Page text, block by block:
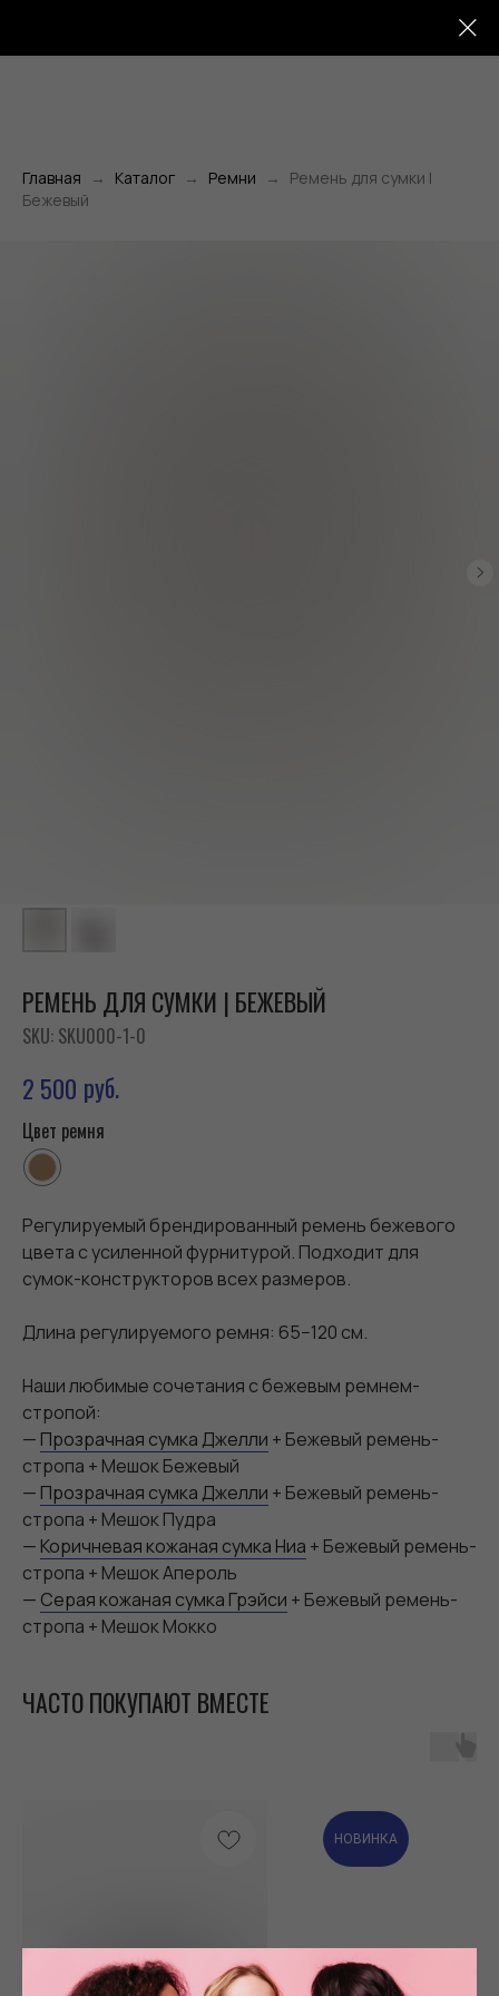
Главная Каталог Ремни
Ремень для сумки |
Бежевый
РЕМЕНЬ ДЛЯ СУМКИ | БЕЖЕВЫЙ
SKU: SKU000-1-0
2 500 руб.
Цвет ремня
Регулируемый брендированный ремень бежевого
цвета с усиленной фурнитурой. Подходит для
сумок-конструкторов всех размеров.
Длина регулируемого ремня: 65−120 см.
Наши любимые сочетания с бежевым ремнем-
стропой:
— Прозрачная сумка Джелли + Бежевый ремень-
стропа + Мешок Бежевый
— Прозрачная сумка Джелли + Бежевый ремень-
стропа + Мешок Пудра
— Коричневая кожаная сумка Ниа + Бежевый ремень-
стропа + Мешок Апероль
— Серая кожаная сумка Грэйси + Бежевый ремень-
стропа + Мешок Мокко
ЧАСТО ПОКУПАЮТ ВМЕСТЕ
НОВИНКА